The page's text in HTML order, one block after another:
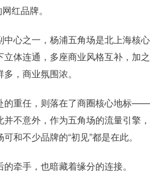
红品牌。
心之一，杨浦五角场是北上海核心
体连通，多座商业风格互补，加之
，商业氛围浓。
重任，则落在了商圈核心地标——
不意外，作为五角场的流量引擎，
和不少品牌的“初见”都是在此。
手，也暗藏着缘分的连接。